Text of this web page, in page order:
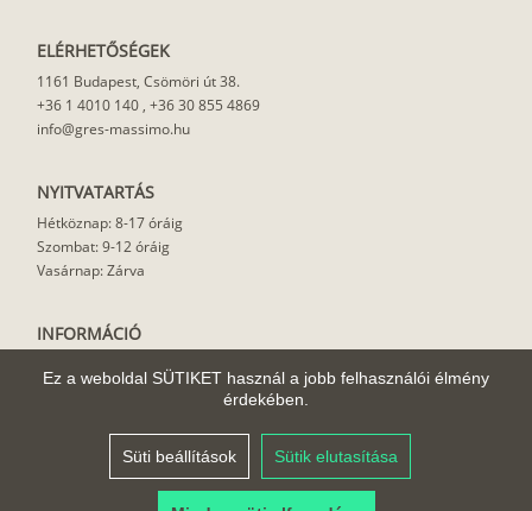
Ez a weboldal SÜTIKET használ a jobb felhasználói élmény
érdekében.
Süti beállítások Sütik elutasítása
ELÉRHETŐSÉGEK
1161 Budapest, Csömöri út 38.
+36 1 4010 140 , +36 30 855 4869
info@gres-massimo.hu
NYITVATARTÁS
Hétköznap: 8-17 óráig
Szombat: 9-12 óráig
Vasárnap: Zárva
INFORMÁCIÓ
Felhasználási javaslat